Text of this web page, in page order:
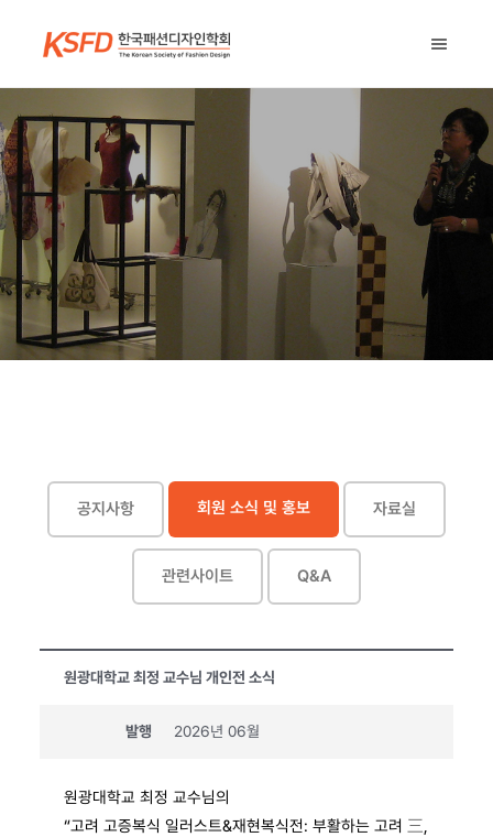
공지사항 회원 소식 및 홍보 자료실
관련사이트 Q&A
원광대학교 최정 교수님 개인전 소식
발행 2026년 06월
원광대학교 최정 교수님의
“고려 고증복식 일러스트&재현복식전: 부활하는 고려 三